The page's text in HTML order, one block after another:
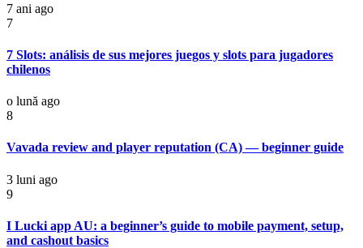
7 ani ago
7
7 Slots: análisis de sus mejores juegos y slots para jugadores
chilenos
o lună ago
8
Vavada review and player reputation (CA) — beginner guide
3 luni ago
9
I Lucki app AU: a beginner’s guide to mobile payment, setup,
and cashout basics